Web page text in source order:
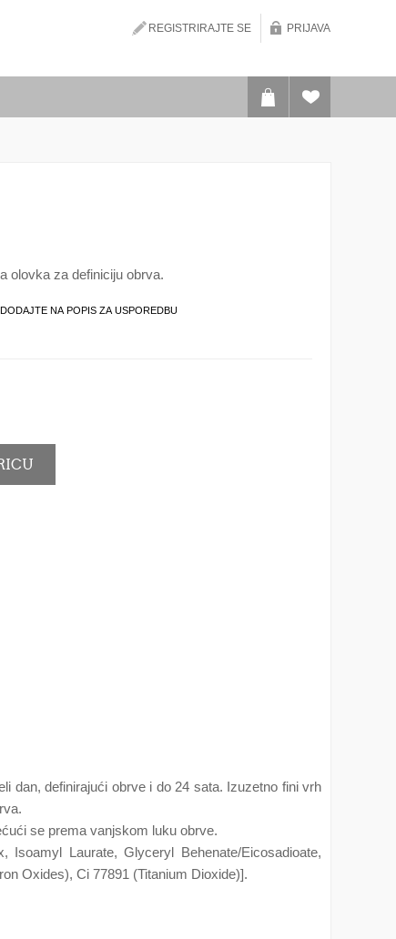
REGISTRIRAJTE SE PRIJAVA
olovka za definiciju obrva.
dan, definirajući obrve i do 24 sata. Izuzetno fini vrh
se prema vanjskom luku obrve.
Isoamyl Laurate, Glyceryl Behenate/Eicosadioate,
Oxides), Ci 77891 (Titanium Dioxide)].